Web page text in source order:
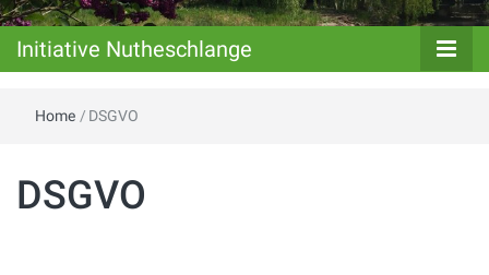
Initiative Nutheschlange
Home / DSGVO
DSGVO